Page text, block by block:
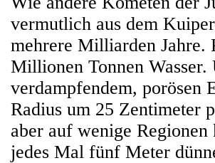
vermutlich aus dem
mehrere Milliarden
Millionen Tonnen Wasser.
verdampfendem, porösen
Radius um 25 Zentimeter
aber auf wenige
jedes Mal fünf Meter